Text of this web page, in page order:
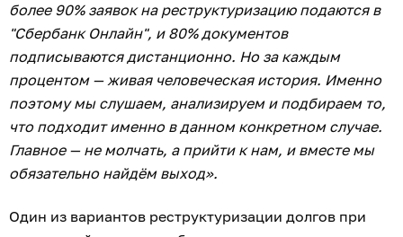
более 90% заявок на реструктуризацию подаются в
"Сбербанк Онлайн", и 80% документов
подписываются дистанционно. Но за каждым
процентом — живая человеческая история. Именно
поэтому мы слушаем, анализируем и подбираем то,
что подходит именно в данном конкретном случае.
Главное — не молчать, а прийти к нам, и вместе мы
обязательно найдём выход».
Один из вариантов реструктуризации долгов при